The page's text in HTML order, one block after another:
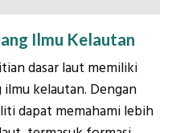
Ilmu Kelautan
dasar laut memiliki
kelautan. Dengan
dapat memahami lebih